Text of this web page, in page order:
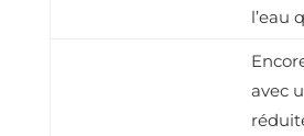
l’eau
avec